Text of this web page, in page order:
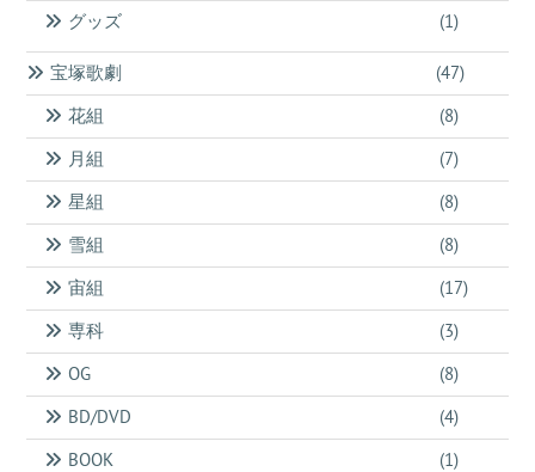
グッズ
(1)
宝塚歌劇
(47)
花組
(8)
月組
(7)
星組
(8)
雪組
(8)
宙組
(17)
専科
(3)
OG
(8)
BD/DVD
(4)
BOOK
(1)